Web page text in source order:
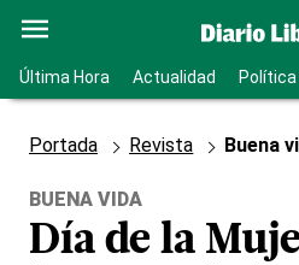
Última Hora Actualidad Política
Portada Revista Buena
BUENA VIDA
Día de la